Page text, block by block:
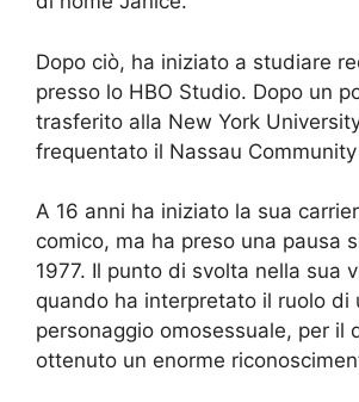
Dopo ciò, ha iniziato a studiare
presso lo HBO Studio. Dopo un
trasferito alla New York
frequentato il Nassau
A 16 anni ha iniziato la sua
comico, ma ha preso una pausa
1977. Il punto di svolta nella sua
quando ha interpretato il ruolo di
personaggio omosessuale, per il
ottenuto un enorme